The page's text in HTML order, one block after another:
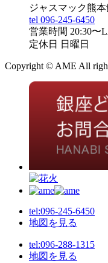
ジャスマック熊本
tel 096-245-6450
営業時間 20:30〜
定休日 日曜日
Copyright © AME All
tel:096-245-6450
地図を見る
tel:096-288-1315
地図を見る